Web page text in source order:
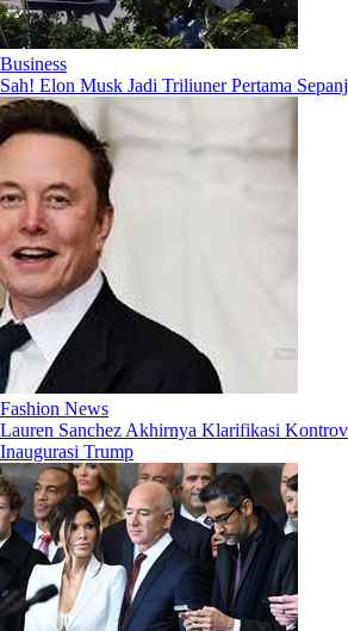
Business
Sah! Elon Musk Jadi Triliuner Pertama
Fashion News
Lauren Sanchez Akhirnya Klarifikasi
Inaugurasi Trump